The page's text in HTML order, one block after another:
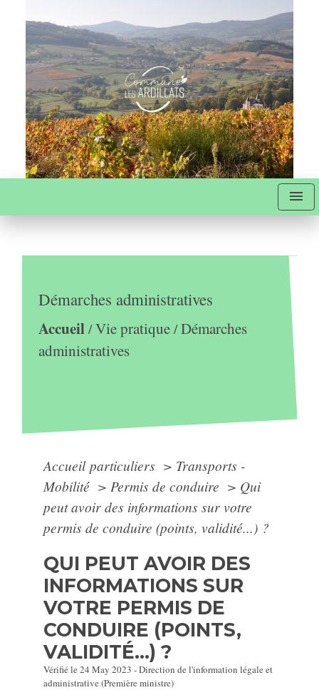
menu
Démarches administratives
Accueil/Vie pratique/Démarches
administratives
Accueil particuliers > Transports -
Mobilité > Permis de conduire > Qui
peut avoir des informations sur votre
permis de conduire (points, validité...) ?
QUI PEUT AVOIR DES
INFORMATIONS SUR
VOTRE PERMIS DE
CONDUIRE (POINTS,
VALIDITÉ...) ?
Vérifié le 24 May 2023 - Direction de l'information légale et
administrative (Première ministre)